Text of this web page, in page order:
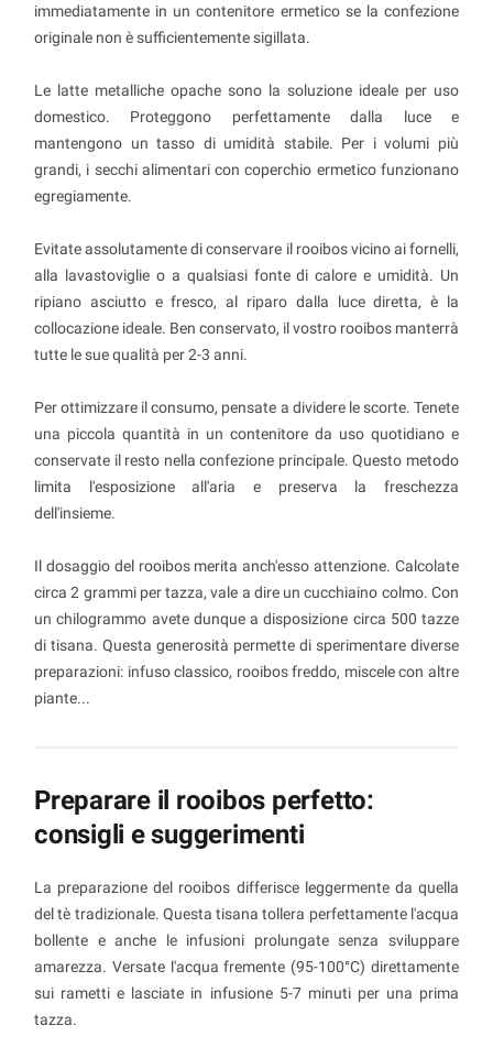
immediatamente in un contenitore ermetico se la confezione
originale non è sufficientemente sigillata.
Le latte metalliche opache sono la soluzione ideale per uso
domestico. Proteggono perfettamente dalla luce e
mantengono un tasso di umidità stabile. Per i volumi più
grandi, i secchi alimentari con coperchio ermetico funzionano
egregiamente.
Evitate assolutamente di conservare il rooibos vicino ai fornelli,
alla lavastoviglie o a qualsiasi fonte di calore e umidità. Un
ripiano asciutto e fresco, al riparo dalla luce diretta, è la
collocazione ideale. Ben conservato, il vostro rooibos manterrà
tutte le sue qualità per 2-3 anni.
Per ottimizzare il consumo, pensate a dividere le scorte. Tenete
una piccola quantità in un contenitore da uso quotidiano e
conservate il resto nella confezione principale. Questo metodo
limita l'esposizione all'aria e preserva la freschezza
dell'insieme.
Il dosaggio del rooibos merita anch'esso attenzione. Calcolate
circa 2 grammi per tazza, vale a dire un cucchiaino colmo. Con
un chilogrammo avete dunque a disposizione circa 500 tazze
di tisana. Questa generosità permette di sperimentare diverse
preparazioni: infuso classico, rooibos freddo, miscele con altre
piante...
Preparare il rooibos perfetto:
consigli e suggerimenti
La preparazione del rooibos differisce leggermente da quella
del tè tradizionale. Questa tisana tollera perfettamente l'acqua
bollente e anche le infusioni prolungate senza sviluppare
amarezza. Versate l'acqua fremente (95-100°C) direttamente
sui rametti e lasciate in infusione 5-7 minuti per una prima
tazza.